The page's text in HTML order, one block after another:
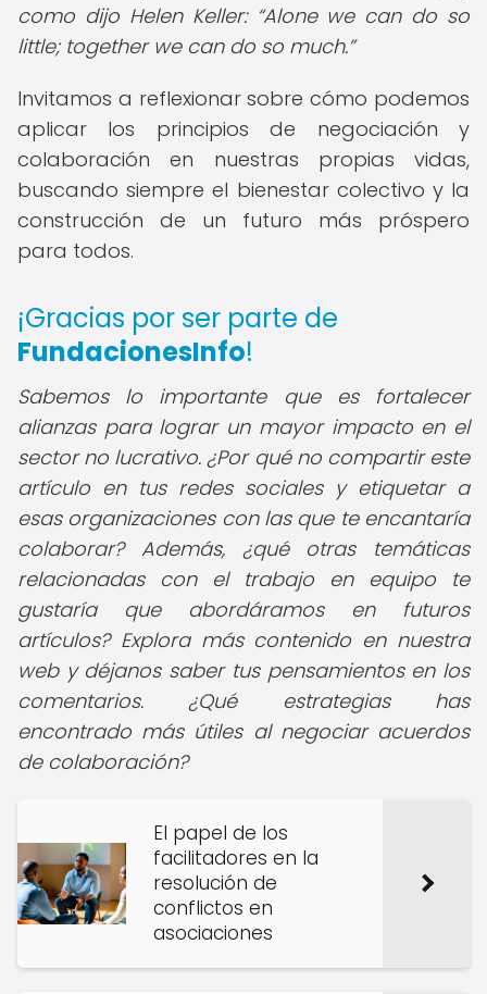
como dijo Helen Keller: Alone we can do so
little; together we can do so much.
Invitamos a reflexionar sobre cómo podemos
aplicar los principios de negociación y
colaboración en nuestras propias vidas,
buscando siempre el bienestar colectivo y la
construcción de un futuro más próspero
para todos.
¡Gracias por ser parte de
FundacionesInfo!
Sabemos lo importante que es fortalecer
alianzas para lograr un mayor impacto en el
sector no lucrativo. ¿Por qué no compartir este
artículo en tus redes sociales y etiquetar a
esas organizaciones con las que te encantaría
colaborar? Además, ¿qué otras temáticas
relacionadas con el trabajo en equipo te
gustaría que abordáramos en futuros
artículos? Explora más contenido en nuestra
web y déjanos saber tus pensamientos en los
comentarios. ¿Qué estrategias has
encontrado más útiles al negociar acuerdos
de colaboración?
El papel de los
facilitadores en la
resolución de
conflictos en
asociaciones